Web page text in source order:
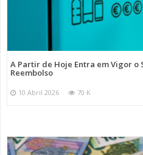
A Partir de Hoje Entra em Vigor o
Reembolso
10 Abril 2026 70 K